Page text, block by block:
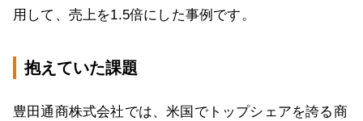
用して、売上を1.5倍にした事例です。
抱えていた課題
豊田通商株式会社では、米国でトップシェアを誇る商